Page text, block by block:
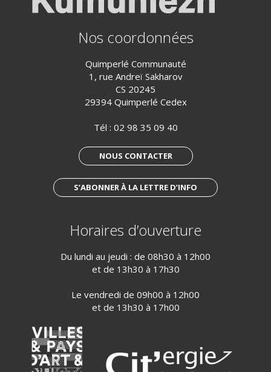
Nos coordonnées
Quimperlé Communauté
1, rue Andreï Sakharov
CS 20245
29394 Quimperlé Cedex
Tél : 02 98 35 09 40
NOUS CONTACTER
S’ABONNER À LA LETTRE D’INFO
Horaires d’ouverture
Du lundi au jeudi : de 08h30 à 12h00
et de 13h30 à 17h30
Le vendredi de 09h00 à 12h00
et de 13h30 à 17h00